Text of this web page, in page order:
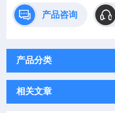
产品咨询
产品分类
相关文章